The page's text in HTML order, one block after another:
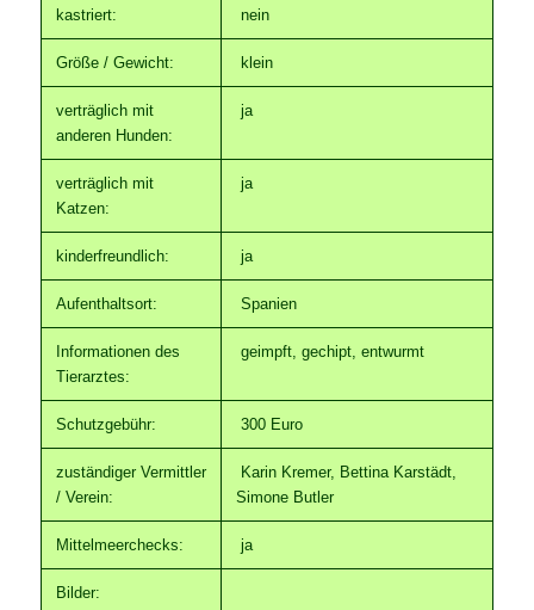
kastriert: nein
Größe / Gewicht: klein
verträglich mit
anderen Hunden:
ja
verträglich mit
Katzen:
ja
kinderfreundlich: ja
Aufenthaltsort: Spanien
Informationen des
Tierarztes:
geimpft, gechipt, entwurmt
Schutzgebühr: 300 Euro
zuständiger Vermittler
/ Verein:
Karin Kremer, Bettina Karstädt,
Simone Butler
Mittelmeerchecks: ja
Bilder: